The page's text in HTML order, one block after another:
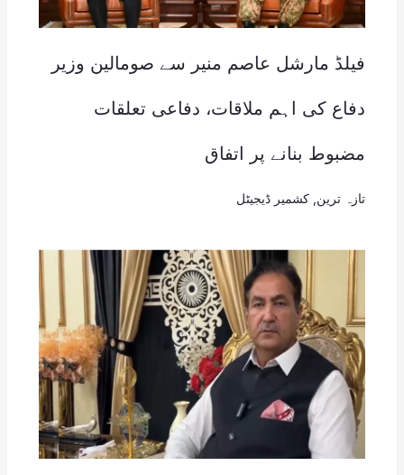
فیلڈ مارشل عاصم منیر سے صومالین وزیر
دفاع کی اہم ملاقات، دفاعی تعلقات
مضبوط بنانے پر اتفاق
تازہ ترین کشمیر ڈیجیٹل